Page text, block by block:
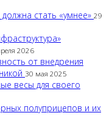
стать «умнее» 29
2026
от внедрения
30 мая 2025
весы для своего
полуприцепов и их